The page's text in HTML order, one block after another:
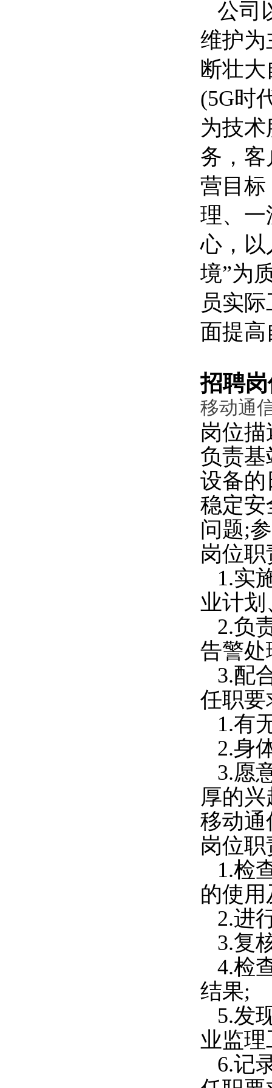
公司
维护为
断壮
(5G时
为技
务，客
营目标
理、一
心，以
境”为
员实
面提
招聘
移动通
岗位描
负责
设备的
稳定安
问题;
岗位职
1.实
业计
2.负
告警处
3.配
任职要
1.有
2.身
3.愿
厚的兴
移动通
岗位职
1.检
的使
2.进
3.复
4.检
结果;
5.发
业监
6.记